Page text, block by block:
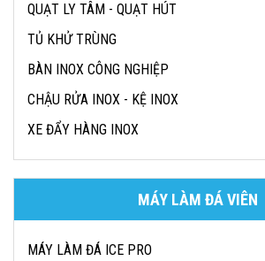
QUẠT LY TÂM - QUẠT HÚT
TỦ KHỬ TRÙNG
BÀN INOX CÔNG NGHIỆP
CHẬU RỬA INOX - KỆ INOX
XE ĐẨY HÀNG INOX
MÁY LÀM ĐÁ VIÊN
MÁY LÀM ĐÁ ICE PRO